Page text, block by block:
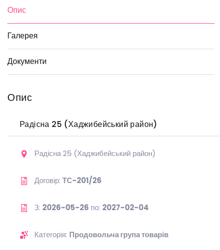
Опис
Галерея
Документи
Опис
Радісна 25 (Хаджибейський район)
Радісна 25 (Хаджибейський район)
Договір: ТС-201/26
З: 2026-05-26 по: 2027-02-04
Категорія: Продовольча група товарів